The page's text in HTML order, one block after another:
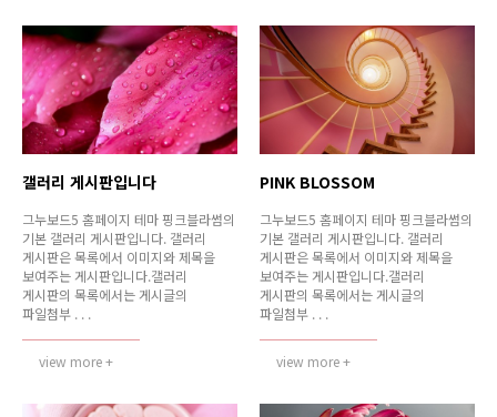
갤러리 게시판입니다
그누보드5 홈페이지 테마 핑크블라썸의
기본 갤러리 게시판입니다. 갤러리
게시판은 목록에서 이미지와 제목을
보여주는 게시판입니다.갤러리
게시판의 목록에서는 게시글의
파일첨부 . . .
view more +
PINK BLOSSOM
그누보드5 홈페이지 테마 핑크블라썸의
기본 갤러리 게시판입니다. 갤러리
게시판은 목록에서 이미지와 제목을
보여주는 게시판입니다.갤러리
게시판의 목록에서는 게시글의
파일첨부 . . .
view more +